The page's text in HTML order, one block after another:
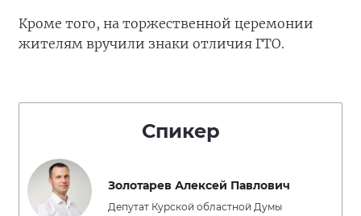
Кроме того, на торжественной церемонии
жителям вручили знаки отличия ГТО.
Спикер
Золотарев Алексей Павлович
Депутат Курской областной Думы